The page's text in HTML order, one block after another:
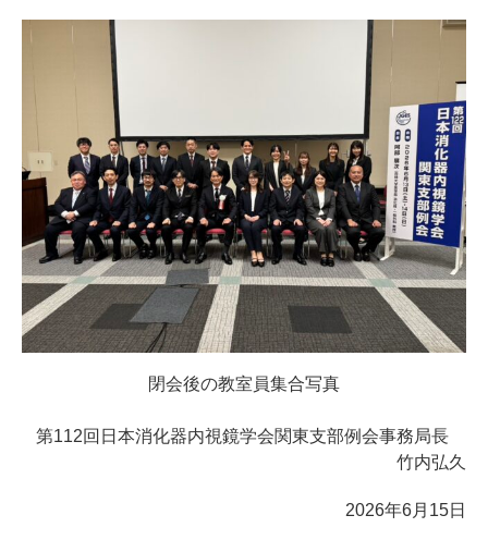
閉会後の教室員集合写真
第112回日本消化器内視鏡学会関東支部例会事務局長
竹内弘久
2026年6月15日